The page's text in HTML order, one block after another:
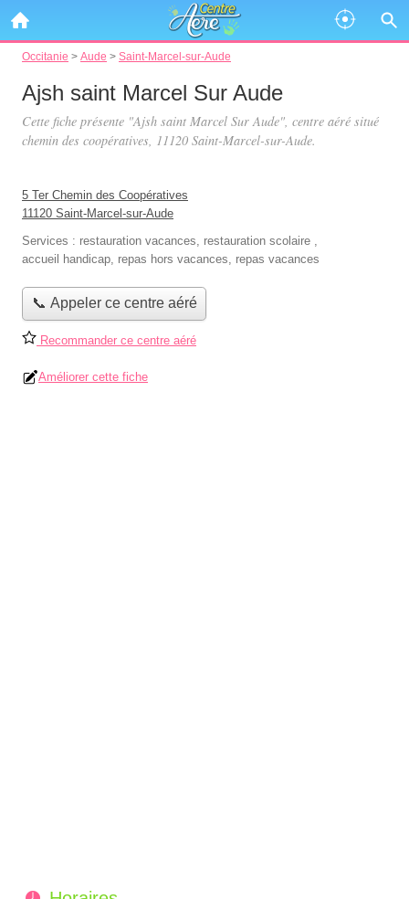
Occitanie > Aude > Saint-Marcel-sur-Aude
Ajsh saint Marcel Sur Aude
Cette fiche présente "Ajsh saint Marcel Sur Aude", centre aéré situé
chemin des coopératives, 11120 Saint-Marcel-sur-Aude.
5 Ter Chemin des Coopératives
11120 Saint-Marcel-sur-Aude
Services : restauration vacances, restauration scolaire ,
accueil handicap, repas hors vacances, repas vacances
📞 Appeler ce centre aéré
Recommander ce centre aéré
Améliorer cette fiche